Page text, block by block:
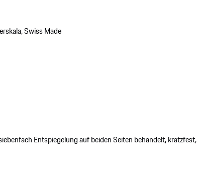
Swiss Made
Entspiegelung auf beiden Seiten behandelt, kratzfest,